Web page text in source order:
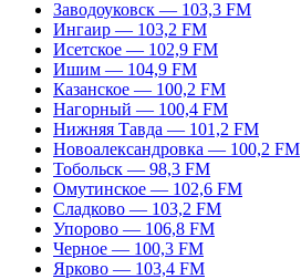
Заводоуковск — 103,3 FM
Ингаир — 103,2 FM
Исетское — 102,9 FM
Ишим — 104,9 FM
Казанское — 100,2 FM
Нагорный — 100,4 FM
Нижняя Тавда — 101,2 FM
Новоалександровка — 100,2 FM
Тобольск — 98,3 FM
Омутинское — 102,6 FM
Сладково — 103,2 FM
Упорово — 106,8 FM
Черное — 100,3 FM
Ярково — 103,4 FM